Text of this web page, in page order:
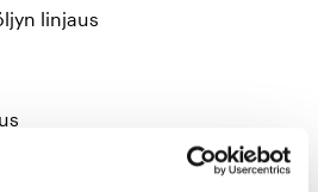
linjaus